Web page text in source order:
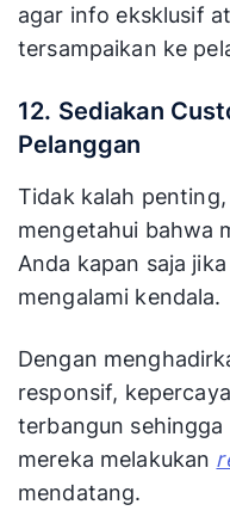
agar info eksklusif
tersampaikan ke
12. Sediakan
Pelanggan
Tidak kalah
mengetahui bahwa
Anda kapan saja
mengalami kendala.
Dengan
responsif,
terbangun
mereka melakukan
mendatang.